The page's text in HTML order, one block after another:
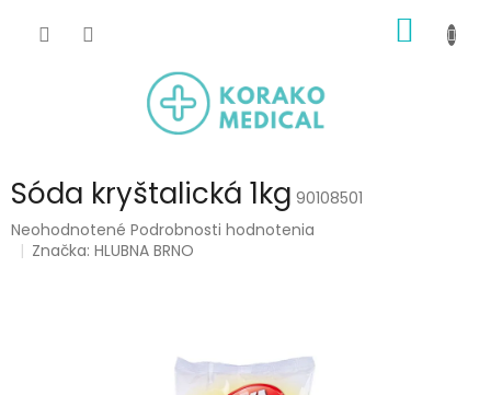
KOŠÍK
Sóda kryštalická 1kg 90108501
Priemerné
hodnotenie
Neohodnotené Podrobnosti hodnotenia
Značka:HLUBNA BRNO